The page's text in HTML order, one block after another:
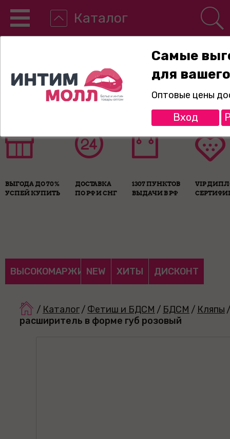
Каталог
8-800-775-89-65
ВЫГОДА ДО 70%
УСПЕЙ КУПИТЬ
ДОСТАВКА
ПО РФ И СНГ
1307 ПУНКТОВ
ВЫДАЧИ В РФ
VIP
ВЫСОКОМАРЖИНАЛЬНЫЕ
NEW ХИТЫ ДИСКОНТ
/ Каталог/ Фетиш и БДСМ / БДСМ / Кляпы
расширитель в форме губ розовый
Самые
для
Оптовые цены
Вход